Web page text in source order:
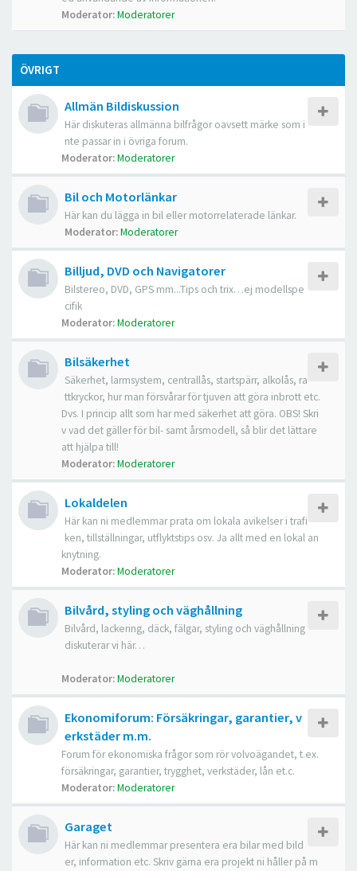
Moderator:Moderatorer
ÖVRIGT
Allmän Bildiskussion
Här diskuteras allmänna bilfrågor oavsett märke som i
nte passar in i övriga forum.
Moderator:Moderatorer
Bil och Motorlänkar
Här kan du lägga in bil eller motorrelaterade länkar.
Moderator:Moderatorer
Billjud, DVD och Navigatorer
Bilstereo, DVD, GPS mm...Tips och trix…ej modellspe
cifik
Moderator:Moderatorer
Bilsäkerhet
Säkerhet, larmsystem, centrallås, startspärr, alkolås, ra
ttkryckor, hur man försvårar för tjuven att göra inbrott etc.
Dvs. I princip allt som har med säkerhet att göra. OBS! Skri
v vad det gäller för bil- samt årsmodell, så blir det lättare
att hjälpa till!
Moderator:Moderatorer
Lokaldelen
Här kan ni medlemmar prata om lokala avikelser i trafi
ken, tillställningar, utflyktstips osv. Ja allt med en lokal an
knytning.
Moderator:Moderatorer
Bilvård, styling och väghållning
Bilvård, lackering, däck, fälgar, styling och väghållning
diskuterar vi här…
Moderator:Moderatorer
Ekonomiforum: Försäkringar, garantier, v
erkstäder m.m.
Forum för ekonomiska frågor som rör volvoägandet, t.ex.
försäkringar, garantier, trygghet, verkstäder, lån et.c.
Moderator:Moderatorer
Garaget
Här kan ni medlemmar presentera era bilar med bild
er, information etc. Skriv gärna era projekt ni håller på m